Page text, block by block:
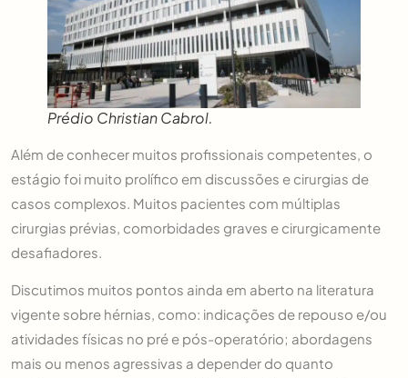
Prédio Christian Cabrol.
Além de conhecer muitos profissionais competentes, o
estágio foi muito prolífico em discussões e cirurgias de
casos complexos. Muitos pacientes com múltiplas
cirurgias prévias, comorbidades graves e cirurgicamente
desafiadores.
Discutimos muitos pontos ainda em aberto na literatura
vigente sobre hérnias, como: indicações de repouso e/ou
atividades físicas no pré e pós-operatório; abordagens
mais ou menos agressivas a depender do quanto